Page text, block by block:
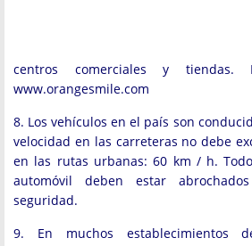
centros comerciales y tiendas.
www.orangesmile.com
8. Los vehículos en el país son
velocidad en las carreteras no debe
en las rutas urbanas: 60 km / h.
automóvil deben estar
seguridad.
9. En muchos establecimientos